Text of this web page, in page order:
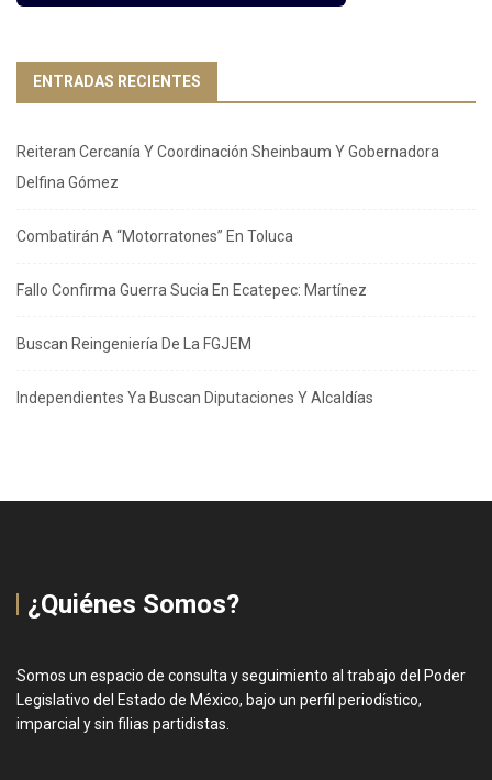
ENTRADAS RECIENTES
Reiteran Cercanía Y Coordinación Sheinbaum Y Gobernadora
Delfina Gómez
Combatirán A “Motorratones” En Toluca
Fallo Confirma Guerra Sucia En Ecatepec: Martínez
Buscan Reingeniería De La FGJEM
Independientes Ya Buscan Diputaciones Y Alcaldías
¿Quiénes Somos?
Somos un espacio de consulta y seguimiento al trabajo del Poder
Legislativo del Estado de México, bajo un perfil periodístico,
imparcial y sin filias partidistas.